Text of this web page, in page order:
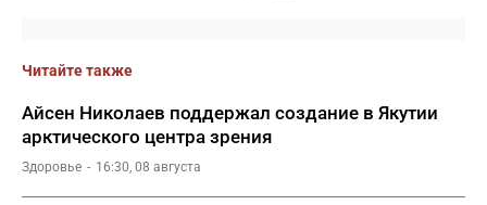
Читайте также
Айсен Николаев поддержал создание в Якутии
арктического центра зрения
Здоровье 16:30, 08 августа